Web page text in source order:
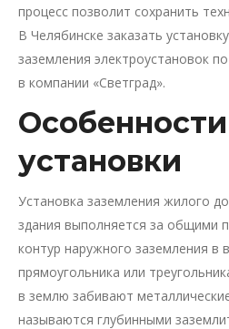
процесс позволит сохранить
В Челябинске заказать
заземления электроустановок
в компании «Светград».
Особенности
установки
Установка заземления жилого
здания выполняется за общими
контур наружного заземления в
прямоугольника или
в землю забивают
называются глубинными